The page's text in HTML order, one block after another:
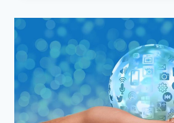
IK
HET
GEBRUIKEN
ZONDER
TECHNISCHE
KENNIS?